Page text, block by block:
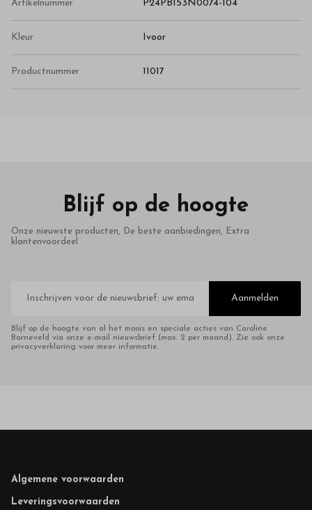
Artikelnummer P24PB153N0074-104
Kleur Ivoor
Productnummer 11017
Blijf op de hoogte
Onze nieuwste producten, De beste aanbiedingen, Extra
klantenvoordeel
mailadres
Aanmelden
Blijf op de hoogte van al het moois en speciale acties van Caroline
Barneveld via onze e-mail nieuwsbrief (max. 2 per maand). Zie ook onze
privacyverklaring voor meer informatie.
Footer
Algemene voorwaarden
Leveringsvoorwaarden